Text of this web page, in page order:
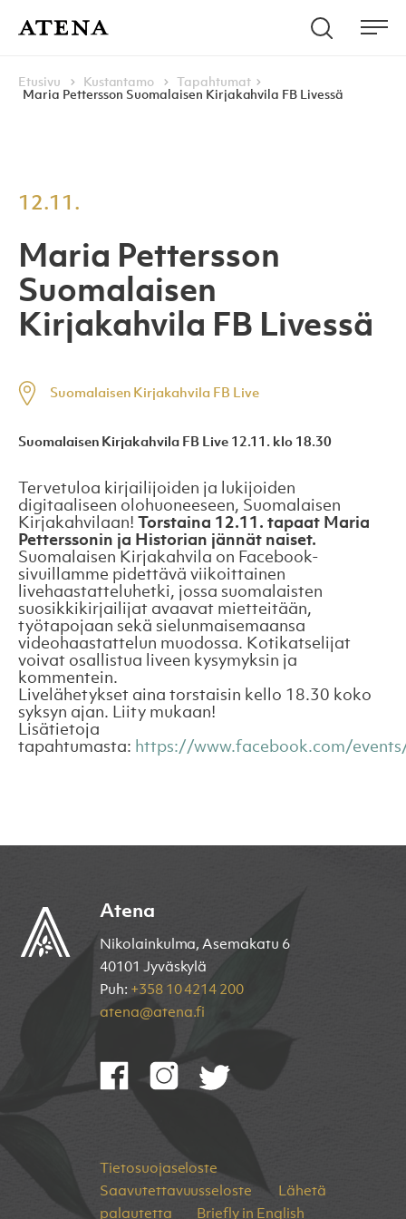
Atena Kustannus Hae
Navigoi
Etusivu
Kustantamo
Tapahtumat
Maria Pettersson Suomalaisen Kirjakahvila FB Livessä
12.11.
Maria Pettersson
Suomalaisen
Kirjakahvila FB Livessä
Suomalaisen Kirjakahvila FB Live
Suomalaisen Kirjakahvila FB Live 12.11. klo 18.30
Tervetuloa kirjailijoiden ja lukijoiden
digitaaliseen olohuoneeseen, Suomalaisen
Kirjakahvilaan!
Torstaina 12.11. tapaat Maria
Petterssonin ja Historian jännät naiset.
Suomalaisen Kirjakahvila on Facebook-
sivuillamme pidettävä viikoittainen
livehaastatteluhetki, jossa suomalaisten
suosikkikirjailijat avaavat mietteitään,
työtapojaan sekä sielunmaisemaansa
videohaastattelun muodossa. Kotikatselijat
voivat osallistua liveen kysymyksin ja
kommentein.
Livelähetykset aina torstaisin kello 18.30 koko
syksyn ajan. Liity mukaan!
Lisätietoja
tapahtumasta: https://www.facebook.com/
Atena
Nikolainkulma, Asemakatu 6
40101 Jyväskylä
Puh: +358 10 4214 200
atena@atena.fi
Tietosuojaseloste
Saavutettavuusseloste
Lähetä
palautetta
Briefly in English